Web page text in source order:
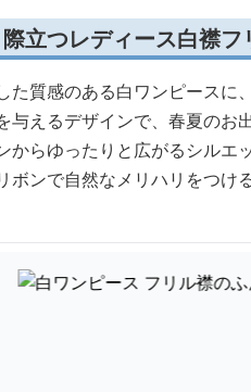
立つレディース白襟
た質感のある白ワンピースに
与えるデザインで、春夏のお
からゆったりと広がるシルエ
ボンで自然なメリハリをつけ